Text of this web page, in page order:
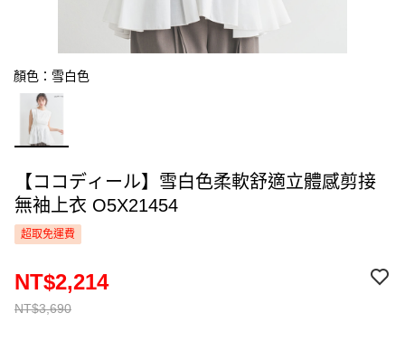
顏色：雪白色
【ココディール】雪白色柔軟舒適立體感剪接
無袖上衣 O5X21454
超取免運費
NT$3,690
NT$2,214